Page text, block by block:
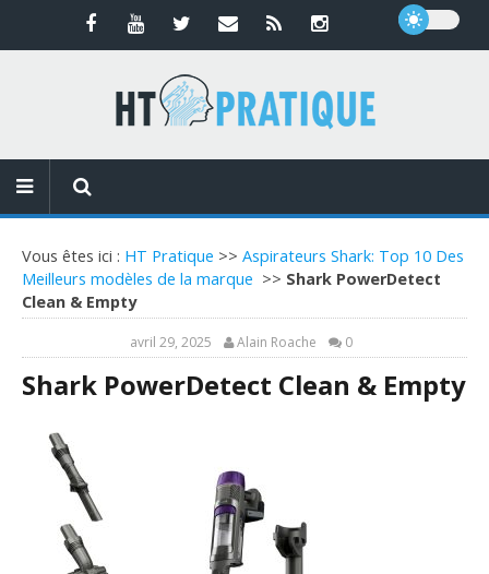
Vous êtes ici : HT Pratique >> Aspirateurs Shark: Top 10 Des
Meilleurs modèles de la marque >> Shark PowerDetect
Clean & Empty
avril 29, 2025 Alain Roache 0
Shark PowerDetect Clean & Empty